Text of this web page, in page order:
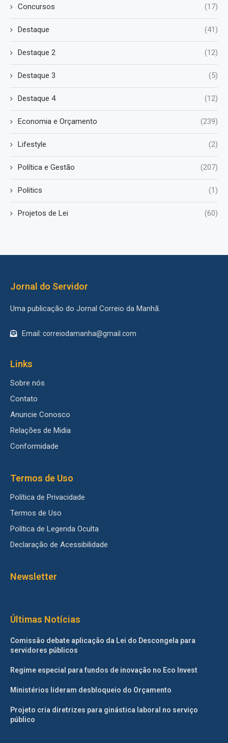
Concursos (17)
Destaque (41)
Destaque 2 (12)
Destaque 3 (5)
Destaque 4 (12)
Economia e Orçamento (239)
Lifestyle (2)
Política e Gestão (207)
Politics (1)
Projetos de Lei (60)
Jornal do Servidor
Uma publicação do Jornal Correio da Manhã.
Email: correiodamanha@gmail.com
Links
Sobre nós
Contato
Anuncie Conosco
Relações de Midia
Conformidade
Termos de Uso
Política de Privacidade
Termos de Uso
Política de Legenda Oculta
Declaração de Acessibilidade
Newsletter
Últimas Notícias
Comissão debate aplicação da Lei do Descongela para
servidores públicos
Regime especial para fundos de inovação no Eco Invest
Ministérios lideram desbloqueio do Orçamento
Projeto cria diretrizes para ginástica laboral no serviço
público